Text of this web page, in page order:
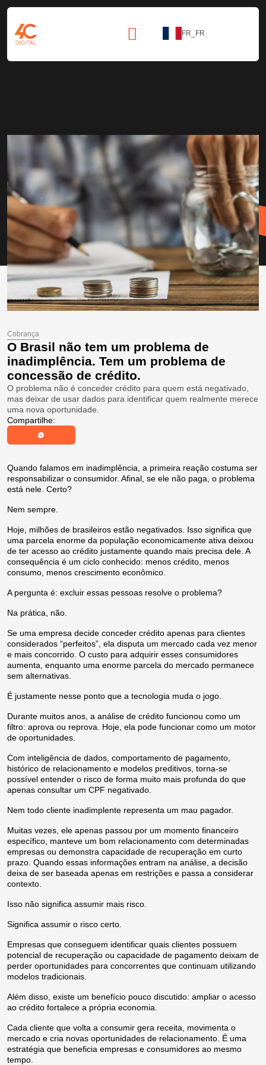
FR_FR
Cobrança
O Brasil não tem um problema de
inadimplência. Tem um problema de
concessão de crédito.
O problema não é conceder crédito para quem está negativado,
mas deixar de usar dados para identificar quem realmente merece
uma nova oportunidade.
Compartilhe:
Quando falamos em inadimplência, a primeira reação costuma ser
responsabilizar o consumidor. Afinal, se ele não paga, o problema
está nele. Certo?
Nem sempre.
Hoje, milhões de brasileiros estão negativados. Isso significa que
uma parcela enorme da população economicamente ativa deixou
de ter acesso ao crédito justamente quando mais precisa dele. A
consequência é um ciclo conhecido: menos crédito, menos
consumo, menos crescimento econômico.
A pergunta é: excluir essas pessoas resolve o problema?
Na prática, não.
Se uma empresa decide conceder crédito apenas para clientes
considerados “perfeitos”, ela disputa um mercado cada vez menor
e mais concorrido. O custo para adquirir esses consumidores
aumenta, enquanto uma enorme parcela do mercado permanece
sem alternativas.
É justamente nesse ponto que a tecnologia muda o jogo.
Durante muitos anos, a análise de crédito funcionou como um
filtro: aprova ou reprova. Hoje, ela pode funcionar como um motor
de oportunidades.
Com inteligência de dados, comportamento de pagamento,
histórico de relacionamento e modelos preditivos, torna-se
possível entender o risco de forma muito mais profunda do que
apenas consultar um CPF negativado.
Nem todo cliente inadimplente representa um mau pagador.
Muitas vezes, ele apenas passou por um momento financeiro
específico, manteve um bom relacionamento com determinadas
empresas ou demonstra capacidade de recuperação em curto
prazo. Quando essas informações entram na análise, a decisão
deixa de ser baseada apenas em restrições e passa a considerar
contexto.
Isso não significa assumir mais risco.
Significa assumir o risco certo.
Empresas que conseguem identificar quais clientes possuem
potencial de recuperação ou capacidade de pagamento deixam de
perder oportunidades para concorrentes que continuam utilizando
modelos tradicionais.
Além disso, existe um benefício pouco discutido: ampliar o acesso
ao crédito fortalece a própria economia.
Cada cliente que volta a consumir gera receita, movimenta o
mercado e cria novas oportunidades de relacionamento. É uma
estratégia que beneficia empresas e consumidores ao mesmo
tempo.